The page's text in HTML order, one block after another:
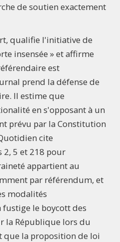
de soutien exactement
qualifie l'initiative de
insensée » et affirme
est
prend la défense de
Il estime que
en s'opposant à un
prévu par la Constitution
cite
5 et 218 pour
appartient au
par référendum, et
modalités
le boycott des
la République lors du
que la proposition de loi